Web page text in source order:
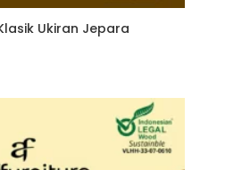
Ukiran Jepara